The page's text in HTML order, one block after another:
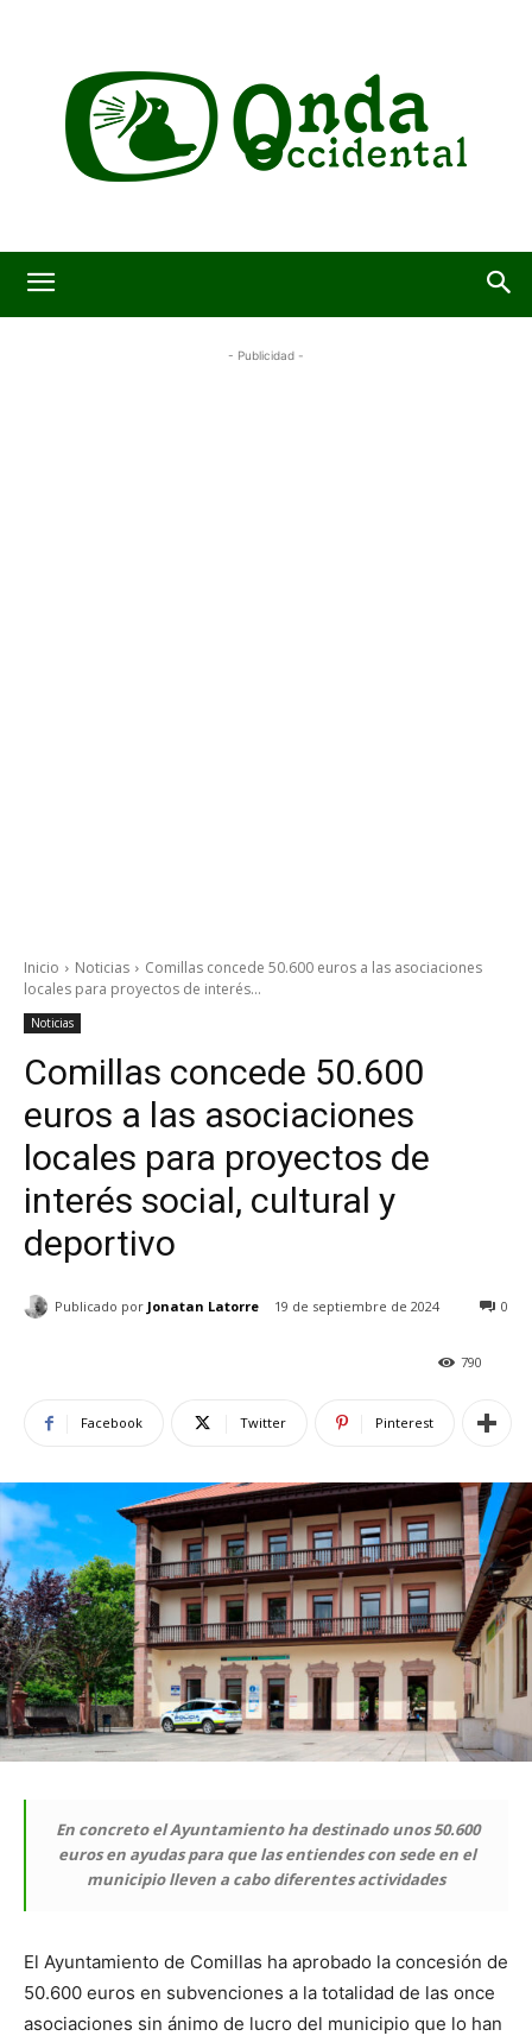
- Publicidad -
Inicio Noticias
Comillas concede 50.600 euros a las asociaciones
locales para proyectos de interés...
Noticias
Comillas concede 50.600
euros a las asociaciones
locales para proyectos de
interés social, cultural y
deportivo
Publicado por Jonatan Latorre 19 de septiembre de 2024 0
790
Facebook Twitter Pinterest
En concreto el Ayuntamiento ha destinado unos 50.600
euros en ayudas para que las entiendes con sede en el
municipio lleven a cabo diferentes actividades
El Ayuntamiento de Comillas ha aprobado la concesión de
50.600 euros en subvenciones a la totalidad de las once
asociaciones sin ánimo de lucro del municipio que lo han